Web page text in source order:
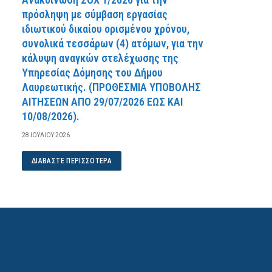
πρόσληψη με σύμβαση εργασίας
ιδιωτικού δικαίου ορισμένου χρόνου,
συνολικά τεσσάρων (4) ατόμων, για την
κάλυψη αναγκών στελέχωσης της
Υπηρεσίας Δόμησης του Δήμου
Λαυρεωτικής. (ΠPOΘEΣMIA YΠOBOΛHΣ
AITHΣEΩN AΠO 29/07/2026 EΩΣ KAI
10/08/2026).
28 ΙΟΥΛΊΟΥ 2026
ΔΙΑΒΆΣΤΕ ΠΕΡΙΣΣΌΤΕΡΑ